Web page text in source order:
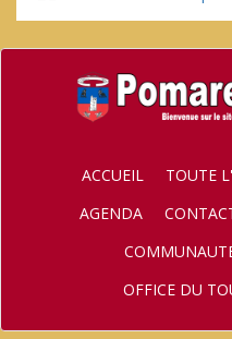
ACCUEIL
TOUTE
AGENDA
OFFICE DU